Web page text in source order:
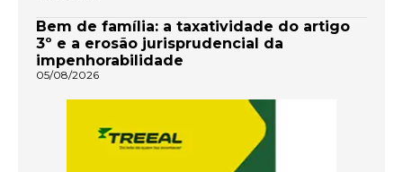
Bem de família: a taxatividade do artigo
3º e a erosão jurisprudencial da
impenhorabilidade
05/08/2026